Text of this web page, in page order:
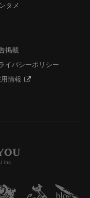
タメ
掲載
イバシーポリシー
情報
inc.